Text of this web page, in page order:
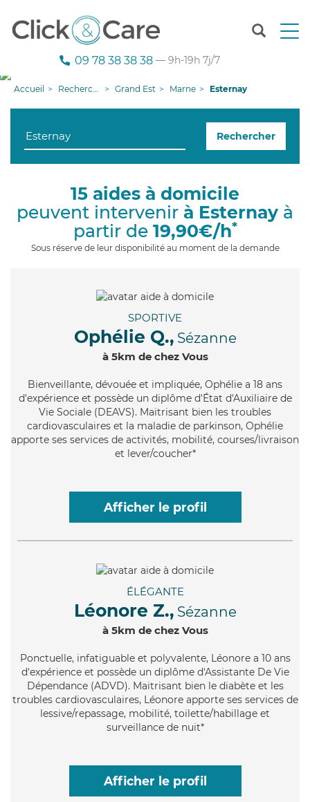
T
n
g
i
09 78 38 38 38 — 9h-19h 7j/7
Accueil Recherche aide à domicile Grand Est Marne Esternay
Rechercher
15 aides à domicile
peuvent intervenir à Esternay à
partir de 19,90€/h*
Sous réserve de leur disponibilité au moment de la demande
SPORTIVE
Ophélie Q., Sézanne
à 5km de chez Vous
Bienveillante, dévouée et impliquée, Ophélie a 18 ans
d'expérience et possède un diplôme d'État d'Auxiliaire de
Vie Sociale (DEAVS). Maitrisant bien les troubles
cardiovasculaires et la maladie de parkinson, Ophélie
apporte ses services de activités, mobilité, courses/livraison
et lever/coucher*
Afficher le profil
ÉLÉGANTE
Léonore Z., Sézanne
à 5km de chez Vous
Ponctuelle, infatiguable et polyvalente, Léonore a 10 ans
d'expérience et possède un diplôme d'Assistante De Vie
Dépendance (ADVD). Maitrisant bien le diabète et les
troubles cardiovasculaires, Léonore apporte ses services de
lessive/repassage, mobilité, toilette/habillage et
surveillance de nuit*
Afficher le profil